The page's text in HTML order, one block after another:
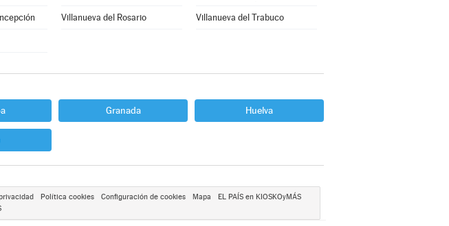
Villanueva del Rosario Villanueva del Trabuco
Granada Huelva
Política cookies Configuración de cookies Mapa
EL PAÍS en KIOSKOyMÁS